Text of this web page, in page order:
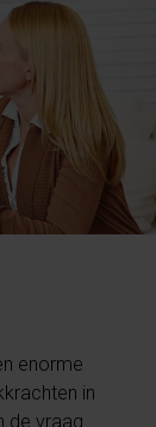
enorme
in
de vraag